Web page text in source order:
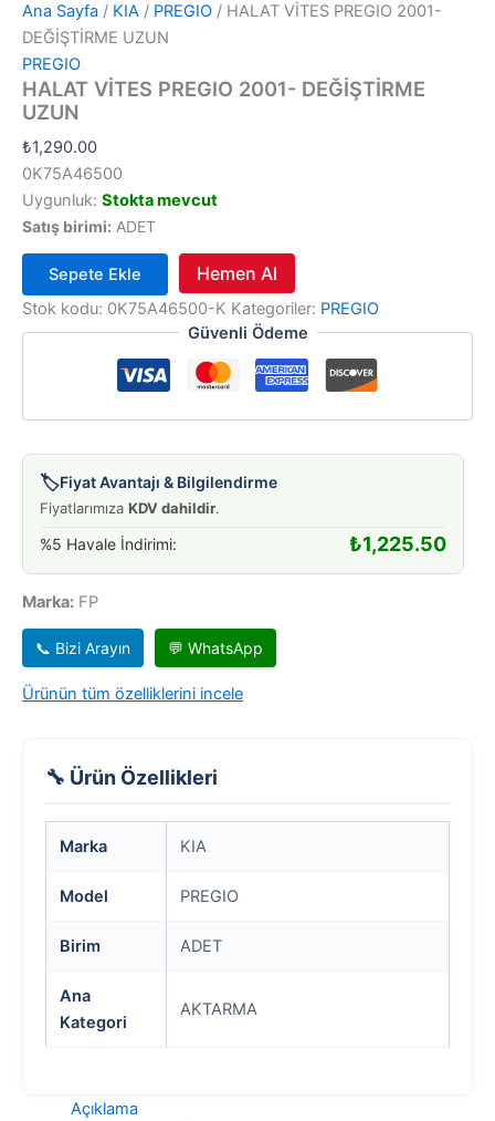
Ana Sayfa / KIA / PREGIO / HALAT VİTES PREGIO 2001-
DEĞİŞTİRME UZUN
PREGIO
HALAT VİTES PREGIO 2001- DEĞİŞTİRME
UZUN
₺1,290.00
0K75A46500
Uygunluk: Stokta mevcut
Satış birimi: ADET
HALAT
VİTES
PREGIO
adet
Sepete Ekle Hemen Al
Stok kodu: 0K75A46500-K Kategoriler: PREGIO
Güvenli Ödeme
🏷️Fiyat Avantajı & Bilgilendirme
Fiyatlarımıza KDV dahildir.
%5 Havale İndirimi: ₺1,225.50
Marka: FP
📞 Bizi Arayın 💬 WhatsApp
Ürünün tüm özelliklerini incele
🔧 Ürün Özellikleri
Marka KIA
Model PREGIO
Birim ADET
Ana
Kategori
AKTARMA
Açıklama